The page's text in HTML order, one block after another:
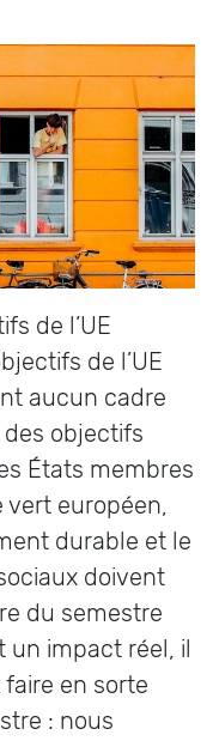
de l’UE
de l’UE
aucun cadre
objectifs
États membres
vert européen,
durable et le
doivent
du semestre
un impact réel, il
en sorte
: nous